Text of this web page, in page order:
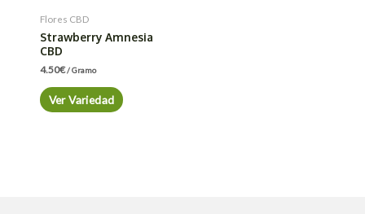
Flores CBD
Strawberry Amnesia
CBD
4.50€/ Gramo
Ver Variedad